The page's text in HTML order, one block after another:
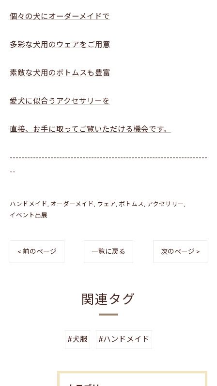
個々の犬にオーダーメイドで
多彩な犬用のウェアをご用意
素敵な犬用のボトムスも豊富
愛犬に似合うアクセサリーを
直接、お手に取ってご覧いただける機会です。
--------------------------------------------------------------------
--
ハンドメイド オーダーメイド ウェア ボトムス アクセサリー
イベント出展
< 前のページ 一覧に戻る 次のページ >
関連タグ
#犬服 #ハンドメイド